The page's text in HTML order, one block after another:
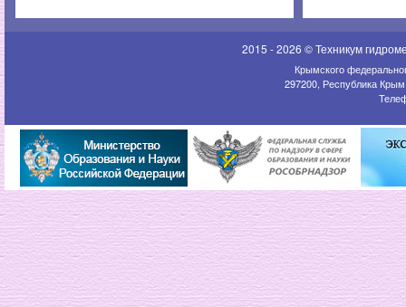
2015 - 2026 © Техникум
Крымского
297200, Республика